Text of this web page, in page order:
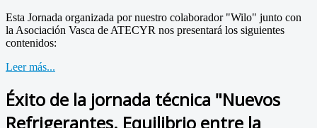
Esta Jornada organizada por nuestro colaborador "Wilo" junto con
la Asociación Vasca de ATECYR nos presentará los siguientes
contenidos:
Leer más...
Éxito de la jornada técnica "Nuevos
Refrigerantes. Equilibrio entre la